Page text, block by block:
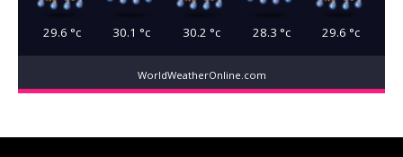
29.6 °c 30.1 °c 30.2 °c 28.3 °c 29.6 °c
WorldWeatherOnline.com